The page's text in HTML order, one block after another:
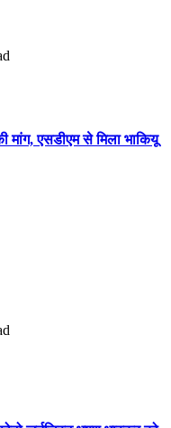
मांग, एसडीएम से मिला भाकियू